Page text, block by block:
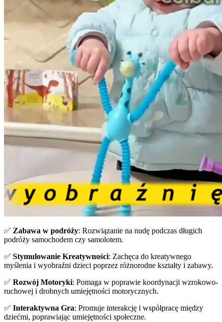
✅ Zabawa w podróży: Rozwiązanie na nudę podczas długich
podróży samochodem czy samolotem.
✅ Stymulowanie Kreatywności: Zachęca do kreatywnego
myślenia i wyobraźni dzieci poprzez różnorodne kształty i zabawy.
✅ Rozwój Motoryki: Pomaga w poprawie koordynacji wzrokowo-
ruchowej i drobnych umiejętności motorycznych.
✅ Interaktywna Gra: Promuje interakcję i współpracę między
dziećmi, poprawiając umiejętności społeczne.